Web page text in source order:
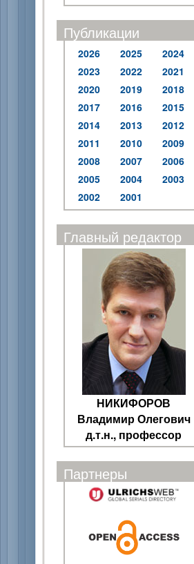
Публикации
2026 2025
2024
2023
2022
2021
2020
2019
2018
2017
2016
2015
2014
2013
2012
2011
2010
2009
2008
2007
2006
2005
2004
2003
2002
2001
Главный редактор
НИКИФОРОВ
Владимир Олегович
д.т.н., профессор
Партнеры